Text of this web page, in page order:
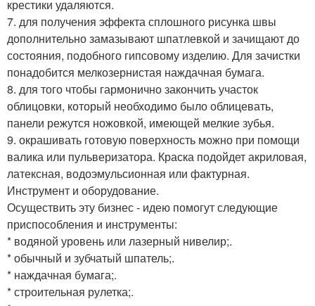
крестики удаляются.
7. для получения эффекта сплошного рисунка швы
дополнительно замазывают шпатлевкой и зачищают до
состояния, подобного гипсовому изделию. Для зачистки
понадобится мелкозернистая наждачная бумага.
8. для того чтобы гармонично закончить участок
облицовки, который необходимо было облицевать,
панели режутся ножовкой, имеющей мелкие зубья.
9. окрашивать готовую поверхность можно при помощи
валика или пульверизатора. Краска подойдет акриловая,
латексная, водоэмульсионная или фактурная.
Инструмент и оборудование.
Осуществить эту бизнес - идею помогут следующие
приспособления и инструменты:
* водяной уровень или лазерный нивелир;.
* обычный и зубчатый шпатель;.
* наждачная бумага;.
* строительная рулетка;.